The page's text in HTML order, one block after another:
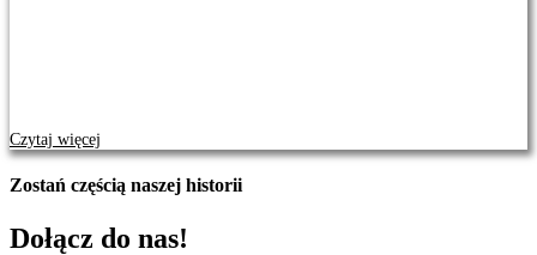
Czytaj więcej
Zostań częścią naszej historii
Dołącz do nas!